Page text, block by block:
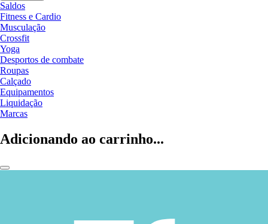
Saldos
Fitness e Cardio
Musculação
Crossfit
Yoga
Desportos de combate
Roupas
Calçado
Equipamentos
Liquidação
Marcas
Adicionando ao carrinho...